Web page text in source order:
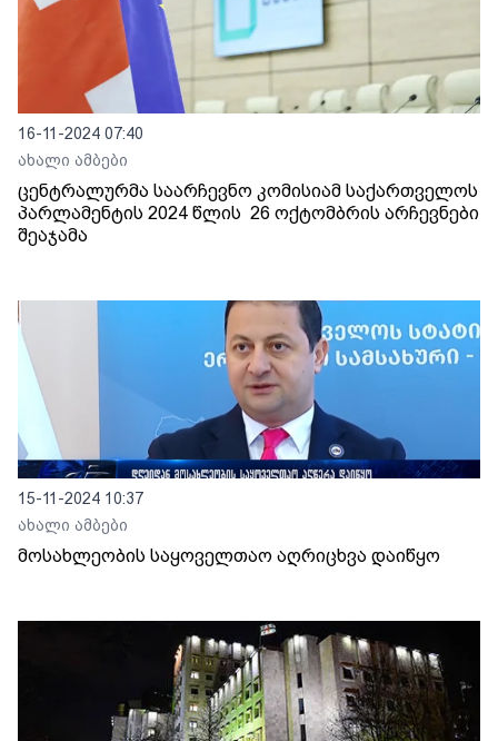
16-11-2024 07:40
ახალი ამბები
ცენტრალურმა საარჩევნო კომისიამ საქართველოს
პარლამენტის 2024 წლის 26 ოქტომბრის არჩევნები
შეაჯამა
15-11-2024 10:37
ახალი ამბები
მოსახლეობის საყოველთაო აღრიცხვა დაიწყო